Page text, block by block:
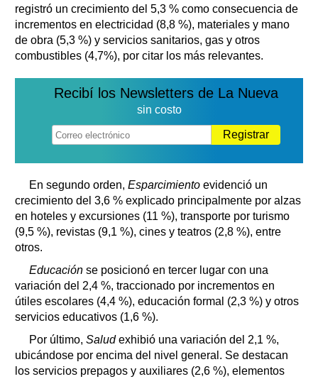
registró un crecimiento del 5,3 % como consecuencia de
incrementos en electricidad (8,8 %), materiales y mano
de obra (5,3 %) y servicios sanitarios, gas y otros
combustibles (4,7%), por citar los más relevantes.
Recibí los Newsletters de La Nueva
sin costo
Registrar
En segundo orden, Esparcimiento evidenció un
crecimiento del 3,6 % explicado principalmente por alzas
en hoteles y excursiones (11 %), transporte por turismo
(9,5 %), revistas (9,1 %), cines y teatros (2,8 %), entre
otros.
Educación se posicionó en tercer lugar con una
variación del 2,4 %, traccionado por incrementos en
útiles escolares (4,4 %), educación formal (2,3 %) y otros
servicios educativos (1,6 %).
Por último, Saludexhibió una variación del 2,1 %,
ubicándose por encima del nivel general. Se destacan
los servicios prepagos y auxiliares (2,6 %), elementos